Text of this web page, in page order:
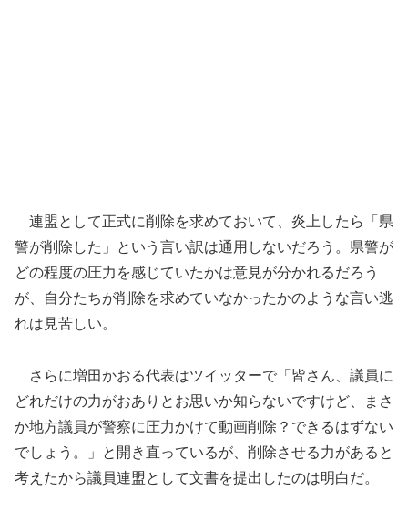
連盟として正式に削除を求めておいて、炎上したら「県
警が削除した」という言い訳は通用しないだろう。県警が
どの程度の圧力を感じていたかは意見が分かれるだろう
が、自分たちが削除を求めていなかったかのような言い逃
れは見苦しい。
さらに増田かおる代表はツイッターで「皆さん、議員に
どれだけの力がおありとお思いか知らないですけど、まさ
か地方議員が警察に圧力かけて動画削除？できるはずない
でしょう。」と開き直っているが、削除させる力があると
考えたから議員連盟として文書を提出したのは明白だ。